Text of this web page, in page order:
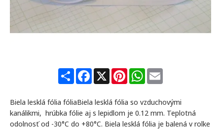
NAJPREDÁVANEJŠIE
S
h
e
F
a
b
o
o
k
X
P
i
e
r
e
s
W
h
s
A
p
p
E
m
l
Biela lesklá fólia fóliaBiela lesklá fólia so vzduchovými
kanálikmi, hrúbka fólie aj s lepidlom je 0.12 mm. Teplotná
odolnosť od -30°C do +80°C. Biela lesklá fólia je balená v rolke